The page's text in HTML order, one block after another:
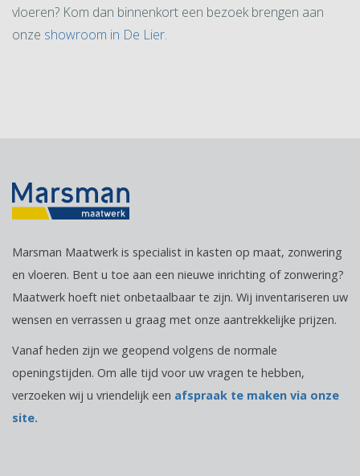
vloeren? Kom dan binnenkort een bezoek brengen aan
onze showroom in De Lier.
Marsman Maatwerk is specialist in kasten op maat, zonwering
en vloeren. Bent u toe aan een nieuwe inrichting of zonwering?
Maatwerk hoeft niet onbetaalbaar te zijn. Wij inventariseren uw
wensen en verrassen u graag met onze aantrekkelijke prijzen.
Vanaf heden zijn we geopend volgens de normale
openingstijden. Om alle tijd voor uw vragen te hebben,
verzoeken wij u vriendelijk een afspraak te maken via onze
site.